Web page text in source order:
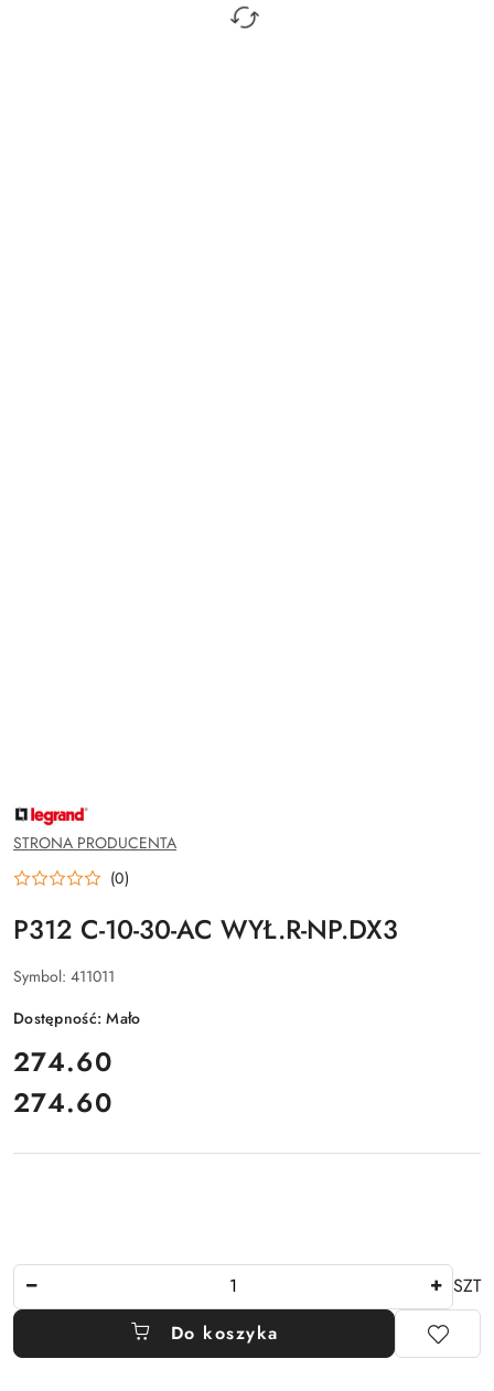
NAZWA
PRODUCENTA:
LEGRAND
STRONA PRODUCENTA
(0)
P312 C-10-30-AC WYŁ.R-NP.DX3
Symbol: 411011
Dostępność:Mało
cena:
274.60
Cena:
274.60
SZT
Do koszyka